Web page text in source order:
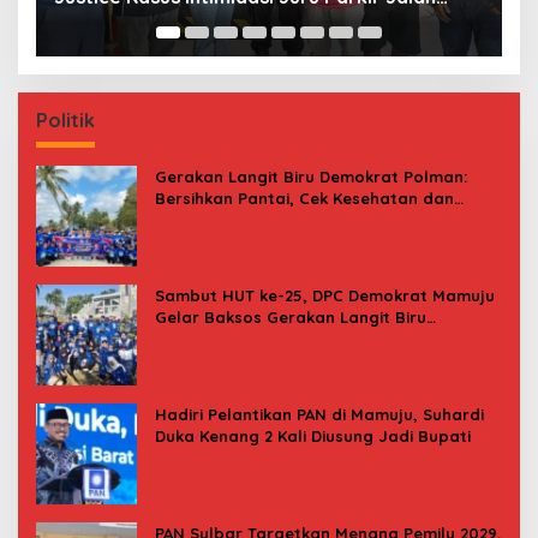
Emmy Saelan
Politik
Gerakan Langit Biru Demokrat Polman:
Bersihkan Pantai, Cek Kesehatan dan
Sambut HUT ke-25, DPC Demokrat Mamuju
Gelar Baksos Gerakan Langit Biru
Hadiri Pelantikan PAN di Mamuju, Suhardi
Duka Kenang 2 Kali Diusung Jadi Bupati
PAN Sulbar Targetkan Menang Pemilu 2029,